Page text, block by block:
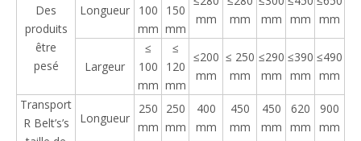
Des
produits
être
pesé
Longueur
100
mm
150
mm
mm
mm
mm mm mm
Largeur
≤
100
mm
≤
120
mm
≤200
mm
≤ 250
mm
≤290
mm
≤390
mm
≤490
mm
Transport
R Belt’s’s
Longueur
250
mm
250
mm
400
mm
450
mm
450
mm
620
mm
900
mm